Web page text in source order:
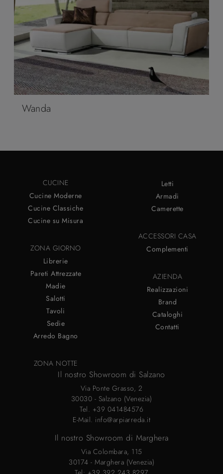
Wanda
CUCINE
Cucine Moderne
Cucine Classiche
Cucine su Misura
ZONA GIORNO
Librerie
Pareti Attrezzate
Madie
Salotti
Tavoli
Sedie
Arredo Bagno
ZONA NOTTE
Letti
Armadi
Camerette
ACCESSORI CASA
Complementi
AZIENDA
Realizzazioni
Brand
Cataloghi
Contatti
Il nostro Showroom di Salzano
Via Ponte Grasso, 2
30030 - Salzano (Venezia)
Tel. +39 041484576
E-Mail. info@arpiarreda.it
Il nostro Showroom di Marghera
Via Colombara, 115
30174 - Marghera (Venezia)